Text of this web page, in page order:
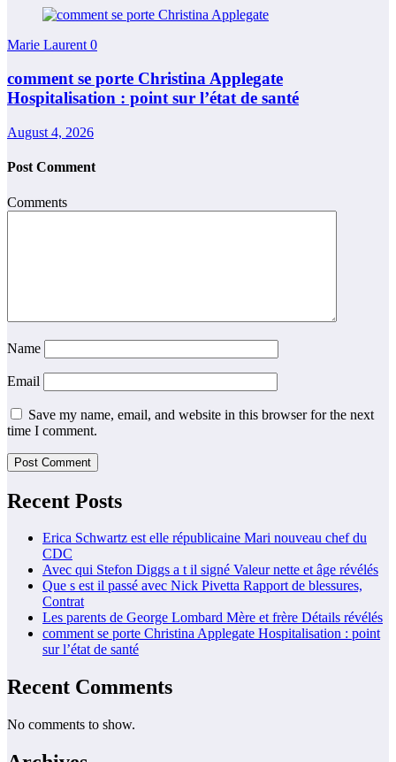
Marie Laurent 0
comment se porte Christina Applegate
Hospitalisation : point sur l’état de santé
August 4, 2026
Post Comment
Comments
Name
Email
Save my name, email, and website in this browser for the next
time I comment.
Recent Posts
Erica Schwartz est elle républicaine Mari nouveau chef du
CDC
Avec qui Stefon Diggs a t il signé Valeur nette et âge révélés
Que s est il passé avec Nick Pivetta Rapport de blessures,
Contrat
Les parents de George Lombard Mère et frère Détails révélés
comment se porte Christina Applegate Hospitalisation : point
sur l’état de santé
Recent Comments
No comments to show.